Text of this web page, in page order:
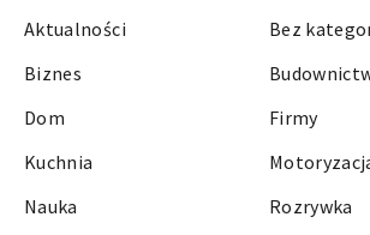
Aktualności
Bez
Biznes
Dom
Firmy
Kuchnia
Nauka
Rozrywka